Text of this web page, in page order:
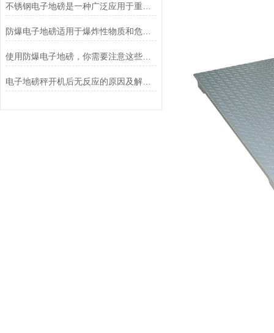
不锈钢电子地磅是一种广泛应用于重量测量和货物称重的设备
防爆电子地磅适用于爆炸性物质和危险场所的称重计量
使用防爆电子地磅，你需要注意这些事项
电子地磅秤开机后无反应的原因及解决方法介绍